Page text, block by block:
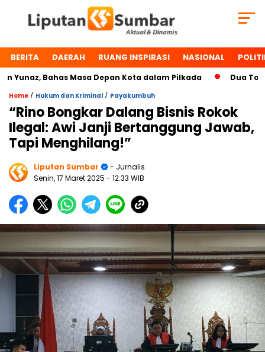
BERITA DAERAH RUANG INSPIRASI NASIONAL
Bahas Masa Depan Kota dalam Pilkada Dua Tokoh
Home / Hukum dan Kriminal / Payakumbuh
“Rino Bongkar Dalang Bisnis Rokok
Ilegal: Awi Janji Bertanggung Jawab,
Tapi Menghilang!”
Liputan Sumbar
- Jurnalis
Senin, 17 Maret 2025 - 12:33 WIB